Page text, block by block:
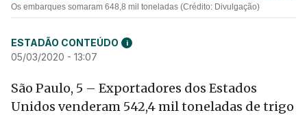
Os embarques somaram 648,8 mil toneladas (Crédito: Divulgação)
ESTADÃO CONTEÚDO i
05/03/2020 - 13:07
São Paulo, 5 – Exportadores dos Estados
Unidos venderam 542,4 mil toneladas de trigo